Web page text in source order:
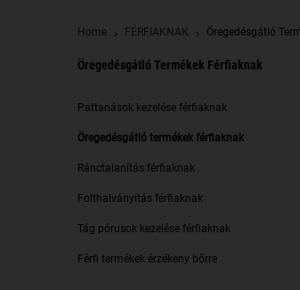
Home FÉRFIAKNAK Öregedésgátló
Öregedésgátló Termékek Férfiaknak
Öregedésgátló termékek férfiaknak
Pattanások kezelése férfiaknak
Öregedésgátló termékek férfiaknak
Ránctalanítás férfiaknak
Folthalványítás férfiaknak
Tág pórusok kezelése férfiaknak
Férfi termékek érzékeny bőrre